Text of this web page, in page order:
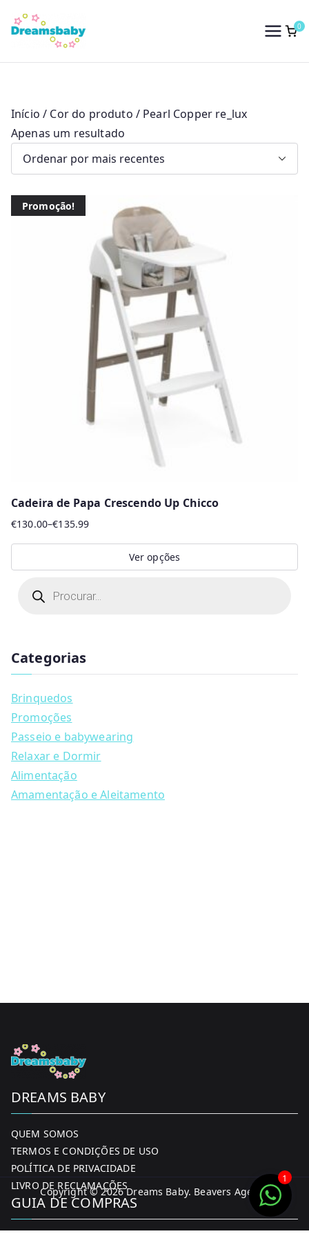
para
conteúdo
Dreams Baby
0
Início / Cor do produto / Pearl Copper re_lux
Apenas um resultado
Promoção!
Cadeira de Papa Crescendo Up Chicco
€130.00–€135.99
Price
range:
€130.00
€135.99
Ver opções
product
variants.
The
options
may
be
chosen
on
the
s
s
a
r
c
h
Categorias
Brinquedos
Promoções
Passeio e babywearing
Relaxar e Dormir
Alimentação
Amamentação e Aleitamento
DREAMS BABY
QUEM SOMOS
TERMOS E CONDIÇÕES DE USO
POLÍTICA DE PRIVACIDADE
LIVRO DE RECLAMAÇÕES
GUIA DE COMPRAS
Copyright © 2026Dreams Baby. Beavers Agency
1